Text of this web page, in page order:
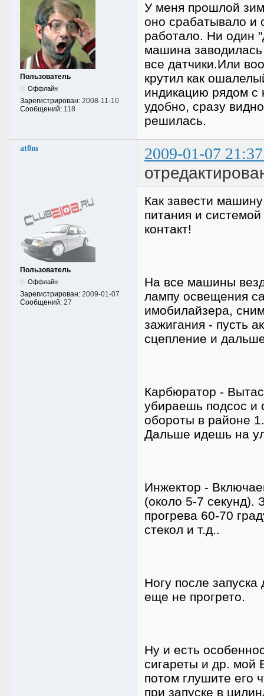
Пользователь
Оффлайн
Зарегистрирован: 2008-11-10
Сообщений: 118
У меня прошлой
оно срабатывало и
работало. Ни один
машина
все датчики.Или
крутил как
индикацию рядом с
удобно, сразу
решилась.
at0m 2009-01-07
Пользователь
Оффлайн
Зарегистрирован: 2009-01-07
Сообщений: 27
Как завести
питания и
контакт!
На все машины
лампу освещения
имобилайзера,
зажигания - пусть
сцепление и
Карбюратор -
убираешь подсос и
обороты в районе
Дальше идешь на
Инжектор -
(около 5-7
прогрева 60-70
стекол и т.д..
Ногу после
еще не прогрето.
Ну и есть
сигареты и др. мой
потом глушите его
при запуске в